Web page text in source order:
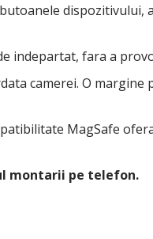
dispozitivului,
indepartat, fara a
camerei. O
MagSafe
montarii pe telefon.